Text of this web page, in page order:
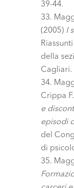
39-44.
(2005) I
della
Cagliari.
Crippa
e
episodi
del
di